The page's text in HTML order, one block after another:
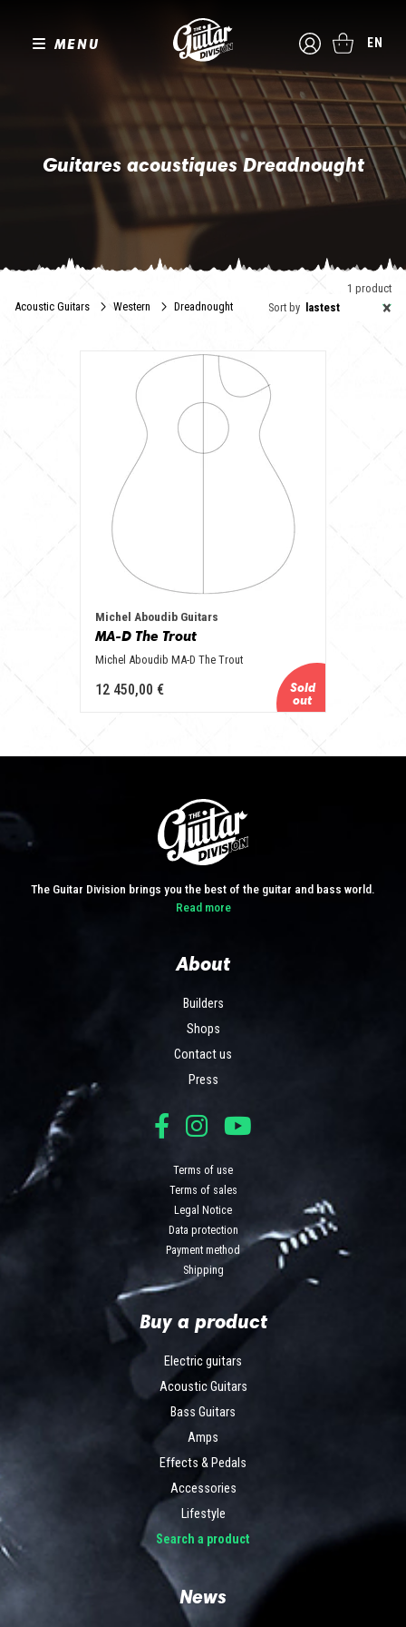
MENU EN
Guitares acoustiques Dreadnought
Créée et développée par Martin, c'est aujourd'hui la forme la plus
commune de guitare acoustique à cordes acier.
Aujourd'hui considérée comme une guitare aux dimensions
moyennes, au départ elles étaient les championnes de la taille.
Acoustic Guitars Western Dreadnought
1 product
Sort by
×
lastest
Michel Aboudib Guitars
MA-D The Trout
Michel Aboudib MA-D The Trout
12 450,00 €
The Guitar Division brings you the best of the guitar and bass world.
Read more
About
Builders
Shops
Contact us
Press
Terms of use
Terms of sales
Legal Notice
Data protection
Payment method
Shipping
Buy a product
Electric guitars
Acoustic Guitars
Bass Guitars
Amps
Effects & Pedals
Accessories
Lifestyle
Search a product
News